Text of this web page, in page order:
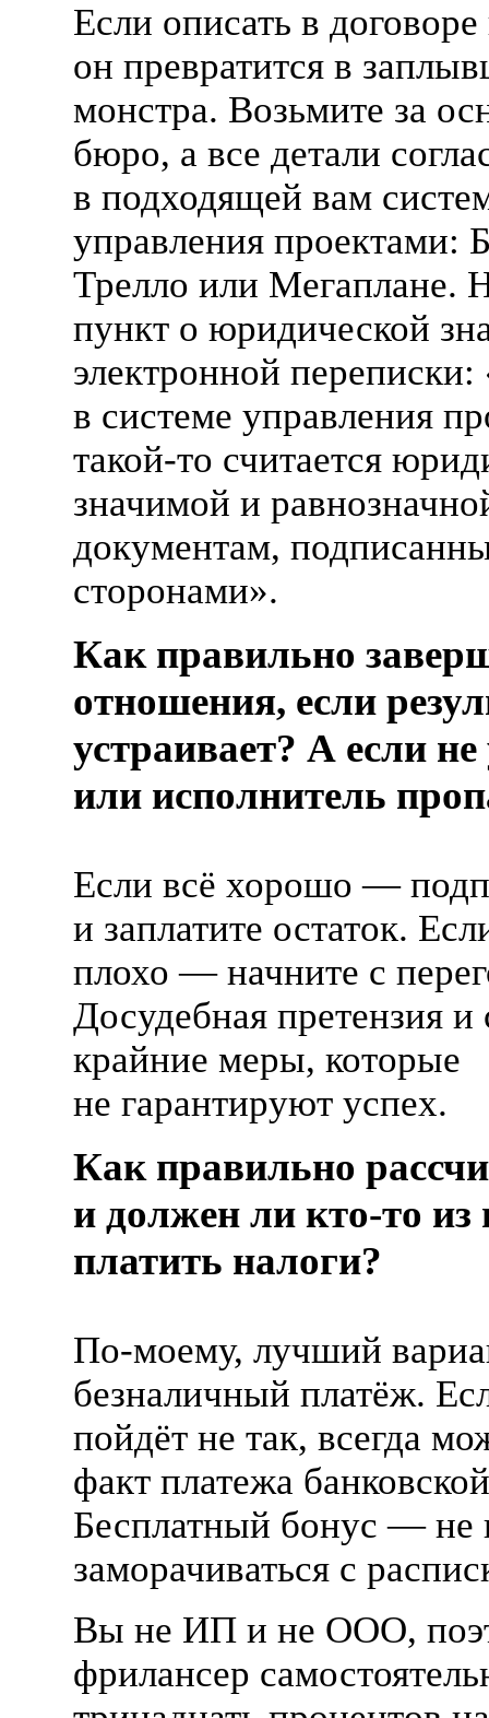
Если описать в договоре
он превратится в
монстра. Возьмите за
бюро, а все детали
в подходящей вам
управления проектами:
Трелло или Мегаплане.
пункт о юридической
электронной
в системе управления
такой-то считается
значимой и
документам,
сторонами».
Как правильно
отношения, если
устраивает? А если не
или исполнитель
Если всё хорошо —
и заплатите остаток.
плохо — начните с
Досудебная претензия
крайние меры, которые
не гарантируют успех.
Как правильно
и должен ли кто-то из
платить налоги?
По-моему, лучший
безналичный платёж.
пойдёт не так, всегда
факт платежа
Бесплатный бонус — не
заморачиваться с
Вы не ИП и не ООО,
фрилансер